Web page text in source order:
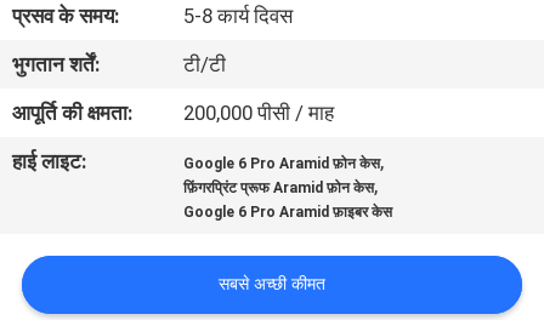
गुणवत्ता
नियंत्रण
संपर्क
समाचार
प्रसव के समय:
5-8 कार्य दिवस
भुगतान शर्तें:
टी/टी
आपूर्ति की क्षमता:
200,000 पीसी / माह
हाई लाइट:
Google 6 Pro Aramid फ़ोन केस,
फ़िंगरप्रिंट प्रूफ Aramid फ़ोन केस,
Google 6 Pro Aramid फ़ाइबर केस
सबसे अच्छी कीमत